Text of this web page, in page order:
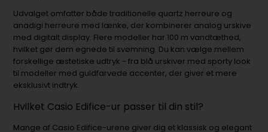
Udvalget omfatter både traditionelle quartz herreure og
anadigi herreure med lænke, der kombinerer analog urskive
med digitalt display. Flere modeller har 100 m vandtæthed,
hvilket gør dem egnede til svømning. Du kan vælge mellem
forskellige æstetiske udtryk - fra blå urskiver med sporty look
til modeller med guldfarvede accenter, der giver et mere
eksklusivt indtryk.
Hvilket Casio Edifice-ur passer til din stil?
Mange af Casio Edifice-urene giver dig et klassisk og elegant